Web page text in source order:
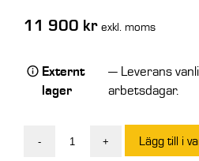
11 900 kr exkl. moms
Externt
lager
— Leverans
arbetsdagar.
-
Gaffelram
+ Lägg till i